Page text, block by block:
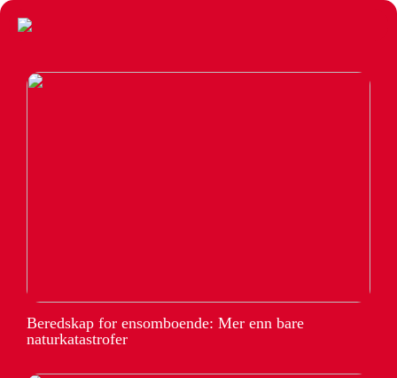
Beredskap for ensomboende: Mer enn bare
naturkatastrofer